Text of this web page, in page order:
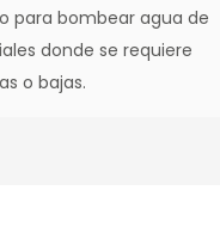
para bombear agua de
donde se requiere
o bajas.